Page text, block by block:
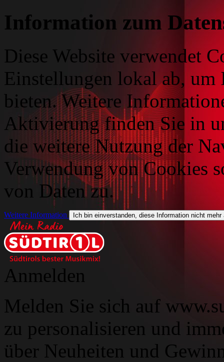
Information zum
Diese Website verwendet
Einstellungen lokal ab, um
bieten. Weitere
Aktivierung finden Sie in
die weitere Nutzung der
Verwendung von Cookies
von Daten zu.
Weitere Information Ich bin einverstanden, diese Information nicht mehr
Anmelden
Melden Sie sich auf
zu personalisieren und
über Neuheiten und